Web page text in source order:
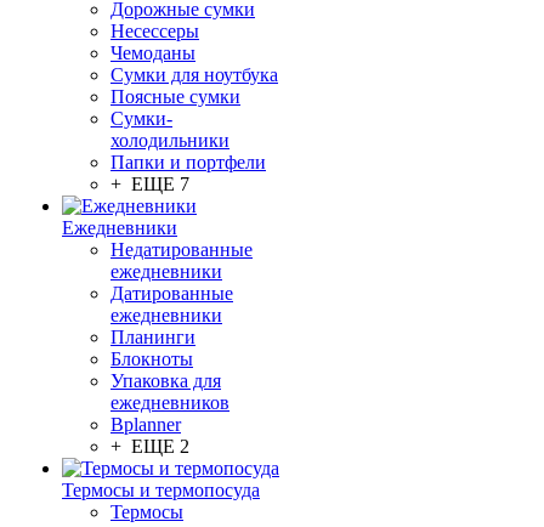
Дорожные сумки
Несессеры
Чемоданы
Сумки для ноутбука
Поясные сумки
Сумки-
холодильники
Папки и портфели
+ ЕЩЕ 7
Ежедневники
Недатированные
ежедневники
Датированные
ежедневники
Планинги
Блокноты
Упаковка для
ежедневников
Bplanner
+ ЕЩЕ 2
Термосы и термопосуда
Термосы